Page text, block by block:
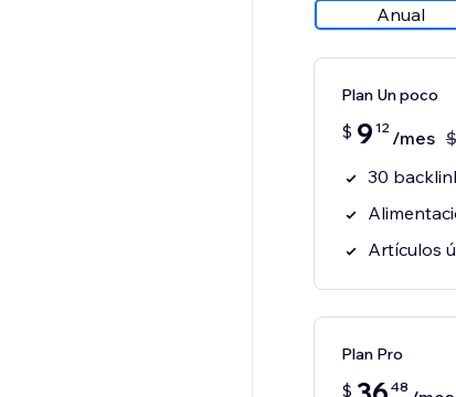
Anual
Plan Un poco
$ 9 12 /mes $
30
Artículos
Plan Pro
$ 48